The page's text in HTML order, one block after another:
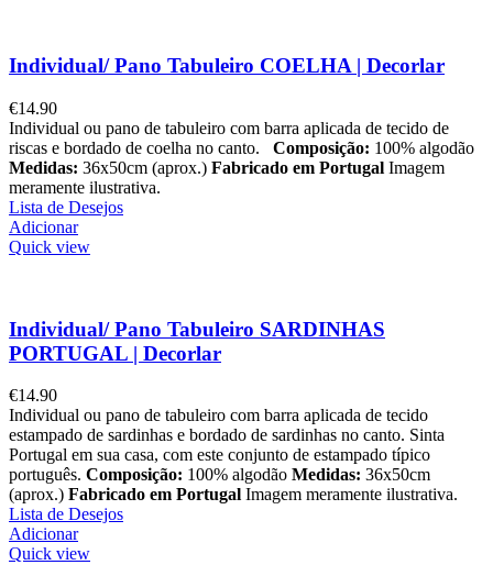
Individual/ Pano Tabuleiro COELHA | Decorlar
€14.90
Individual ou pano de tabuleiro com barra aplicada de tecido de
riscas e bordado de coelha no canto. Composição: 100% algodão
Medidas: 36x50cm (aprox.) Fabricado em Portugal Imagem
meramente ilustrativa.
Lista de Desejos
Adicionar
Quick view
Individual/ Pano Tabuleiro SARDINHAS
PORTUGAL | Decorlar
€14.90
Individual ou pano de tabuleiro com barra aplicada de tecido
estampado de sardinhas e bordado de sardinhas no canto. Sinta
Portugal em sua casa, com este conjunto de estampado típico
português. Composição: 100% algodão Medidas: 36x50cm
(aprox.) Fabricado em Portugal Imagem meramente ilustrativa.
Lista de Desejos
Adicionar
Quick view